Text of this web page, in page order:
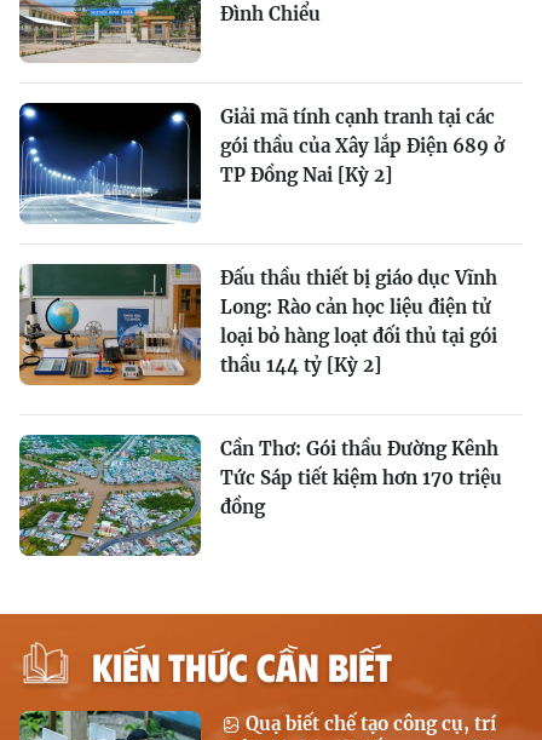
Đình Chiểu
Giải mã tính cạnh tranh tại các
gói thầu của Xây lắp Điện 689 ở
TP Đồng Nai [Kỳ 2]
Đấu thầu thiết bị giáo dục Vĩnh
Long: Rào cản học liệu điện tử
loại bỏ hàng loạt đối thủ tại gói
thầu 144 tỷ [Kỳ 2]
Cần Thơ: Gói thầu Đường Kênh
Tức Sáp tiết kiệm hơn 170 triệu
đồng
KIẾN THỨC CẦN BIẾT
Quạ biết chế tạo công cụ, trí